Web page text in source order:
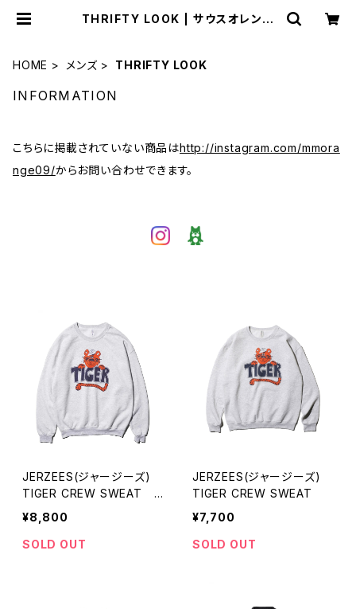
THRIFTY LOOK | サウスオレンジ
HOME
メンズ THRIFTY LOOK
INFORMATION
こちらに掲載されていない商品はhttp://instagram.com/mmora
nge09/からお問い合わせできます。
JERZEES(ジャージーズ)
TIGER CREW SWEAT U
SD加工
¥8,800
SOLD OUT
JERZEES(ジャージーズ)
TIGER CREW SWEAT
¥7,700
SOLD OUT